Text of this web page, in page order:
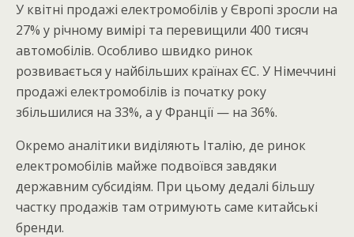
У квітні продажі електромобілів у Європі зросли на
27% у річному вимірі та перевищили 400 тисяч
автомобілів. Особливо швидко ринок
розвивається у найбільших країнах ЄС. У Німеччині
продажі електромобілів із початку року
збільшилися на 33%, а у Франції — на 36%.
Окремо аналітики виділяють Італію, де ринок
електромобілів майже подвоївся завдяки
державним субсидіям. При цьому дедалі більшу
частку продажів там отримують саме китайські
бренди.